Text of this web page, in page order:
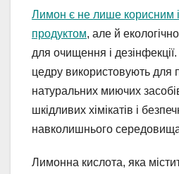
Лимон є не лише корисним
продуктом, але й
для очищення і
цедру використовують для
натуральних миючих
шкідливих хімікатів і
навколишнього
Лимонна кислота, яка